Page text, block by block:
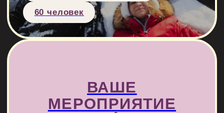
ЗАЧЕМ НУЖЕН
НОВОГОДНИЙ
ТИМБИЛДИНГ ДЛЯ
СОТРУДНИКОВ?
кто и так коммуницирует каждый день.
Тимбилдинг же способствует новым
рабочим связям: это командная активность